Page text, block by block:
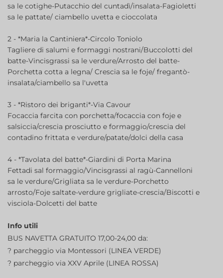
sa le cotighe-Putacchio del cuntadì/insalata-Fagioletti
sa le pattate/ ciambello uvetta e cioccolata
2 - *Maria la Cantiniera*-Circolo Toniolo
Tagliere di salumi e formaggi nostrani/Buccolotti del
batte-Vincisgrassi sa le verdure/Arrosto del batte-
Porchetta cotta a legna/ Crescia sa le foje/ fregantò-
insalata/ciambello sa l'uvetta
3 - *Ristoro dei briganti*-Via Cavour
Focaccia farcita con porchetta/focaccia con foje e
salsiccia/crescia prosciutto e formaggio/crescia del
contadino frittata e verdure/patate/dolci della casa
4 - *Tavolata del batte*-Giardini di Porta Marina
Fettadi sal formaggio/Vincisgrassi al ragù-Cannelloni
sa le verdure/Grigliata sa le verdure-Porchetto
arrosto/Foje saltate-verdure grigliate-crescia/Biscotti e
visciola-Dolcetti del batte
Info utili
BUS NAVETTA GRATUITO 17,00-24,00 da:
?️ parcheggio via Montessori (LINEA VERDE)
?️ parcheggio via XXV Aprile (LINEA ROSSA)